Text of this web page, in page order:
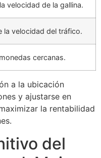
velocidad de la gallina.
la velocidad del tráfico.
cercanas.
a la ubicación
y ajustarse en
la rentabilidad
del